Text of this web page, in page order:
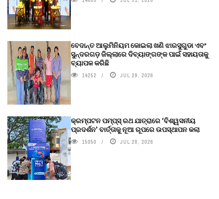
ବେଦାନ୍ତ ଆଲୁମିନିୟମ କୋଇଲା ଖଣି ଝାରସୁଗୁଡା ଏବଂ
ସୁନ୍ଦରଗଡ଼ ଜିଲ୍ଲାରେ ଦିବ୍ୟାଙ୍ଗଙ୍କ ପାଇଁ ସହାୟତାକୁ
ବ୍ୟାପକ କରିଛି
14252 JUL 29, 2026
କ୍ରମ୍ପଟନ ପମ୍ପ୍‌ସ୍‌ ରଥ ଯାତ୍ରାରେ ‘ବିଶ୍ୱସନୀୟ
ପ୍ରଦର୍ଶନ’ ବାର୍ତ୍ତାକୁ ନୂଆ ରୂପରେ ଉପସ୍ଥାପନ କଲା
15050 JUL 28, 2026